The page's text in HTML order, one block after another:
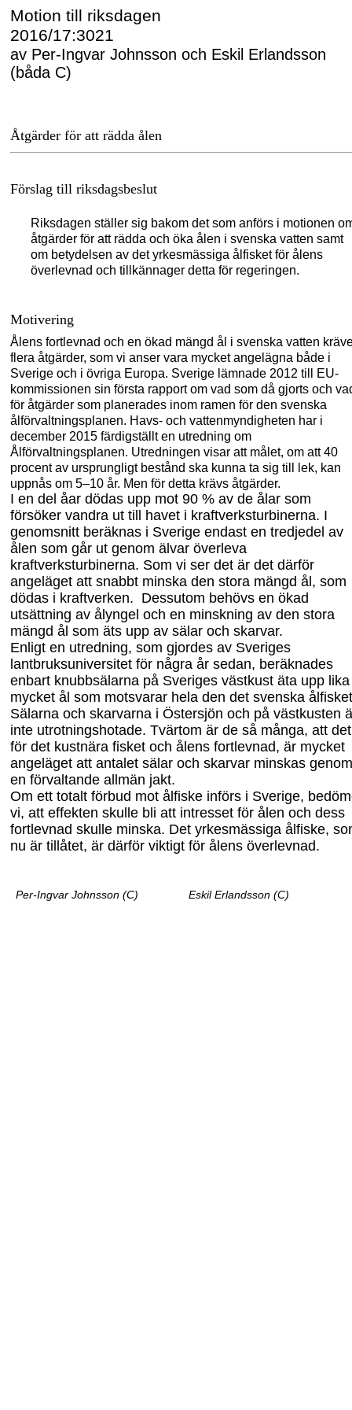
Motion till riksdagen
2016/17:3021
av Per-Ingvar Johnsson och Eskil Erlandsson
(båda C)
Åtgärder för att rädda ålen
Förslag till riksdagsbeslut
Riksdagen ställer sig bakom det som anförs i motionen
åtgärder för att rädda och öka ålen i svenska vatten samt
om betydelsen av det yrkesmässiga ålfisket för ålens
överlevnad och tillkännager detta för regeringen.
Motivering
Ålens fortlevnad och en ökad mängd ål i svenska vatten
flera åtgärder, som vi anser vara mycket angelägna både i
Sverige och i övriga Europa. Sverige lämnade 2012 till EU-
kommissionen sin första rapport om vad som då gjorts och
för åtgärder som planerades inom ramen för den svenska
ålförvaltningsplanen. Havs- och vattenmyndigheten har i
december 2015 färdigställt en utredning om
Ålförvaltningsplanen. Utredningen visar att målet, om att 40
procent av ursprungligt bestånd ska kunna ta sig till lek, kan
uppnås om 5–10 år. Men för detta krävs åtgärder.
I en del åar dödas upp mot 90 % av de ålar som
försöker vandra ut till havet i kraftverksturbinerna. I
genomsnitt beräknas i Sverige endast en tredjedel av
ålen som går ut genom älvar överleva
kraftverksturbinerna. Som vi ser det är det därför
angeläget att snabbt minska den stora mängd ål, som
dödas i kraftverken. Dessutom behövs en ökad
utsättning av ålyngel och en minskning av den stora
mängd ål som äts upp av sälar och skarvar.
Enligt en utredning, som gjordes av Sveriges
lantbruksuniversitet för några år sedan, beräknades
enbart knubbsälarna på Sveriges västkust äta upp lika
mycket ål som motsvarar hela den det svenska
Sälarna och skarvarna i Östersjön och på västkusten
inte utrotningshotade. Tvärtom är de så många, att det
för det kustnära fisket och ålens fortlevnad, är mycket
angeläget att antalet sälar och skarvar minskas genom
en förvaltande allmän jakt.
Om ett totalt förbud mot ålfiske införs i Sverige, bedö
vi, att effekten skulle bli att intresset för ålen och dess
fortlevnad skulle minska. Det yrkesmässiga ålfiske,
nu är tillåtet, är därför viktigt för ålens överlevnad.
Per-Ingvar Johnsson (C) Eskil Erlandsson (C)